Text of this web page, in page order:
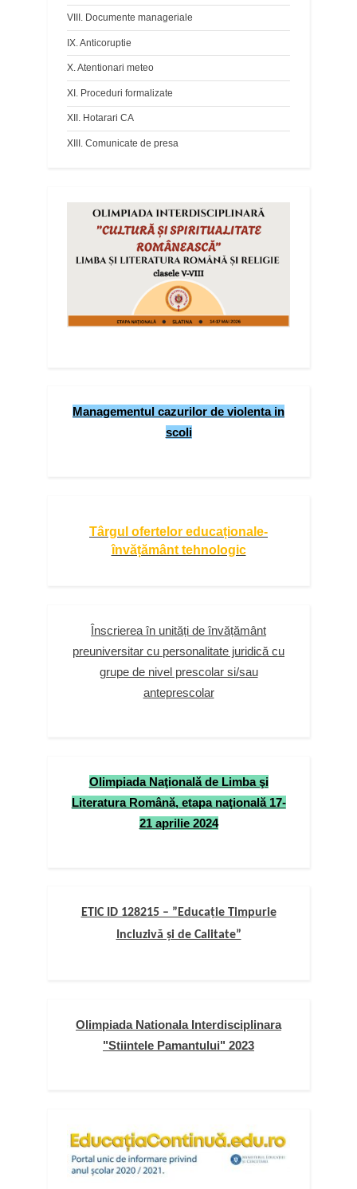
VIII. Documente manageriale
IX. Anticoruptie
X. Atentionari meteo
XI. Proceduri formalizate
XII. Hotarari CA
XIII. Comunicate de presa
Managementul cazurilor de violenta in
scoli
Târgul ofertelor educaționale-
învățământ tehnologic
Înscrierea în unități de învățământ
preuniversitar cu personalitate juridică cu
grupe de nivel prescolar si/sau
anteprescolar
Olimpiada Naţională de Limba şi
Literatura Română, etapa naţională 17-
21 aprilie 2024
ETIC ID 128215 – ”Educație Timpurie
Incluzivă și de Calitate”
Olimpiada Nationala Interdisciplinara
"Stiintele Pamantului" 2023